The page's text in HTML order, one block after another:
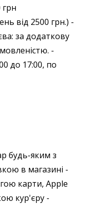
від 2500 грн.) -
за додаткову
-
до 17:00, по
будь-яким з
в магазині -
карти, Apple
кур'єру -